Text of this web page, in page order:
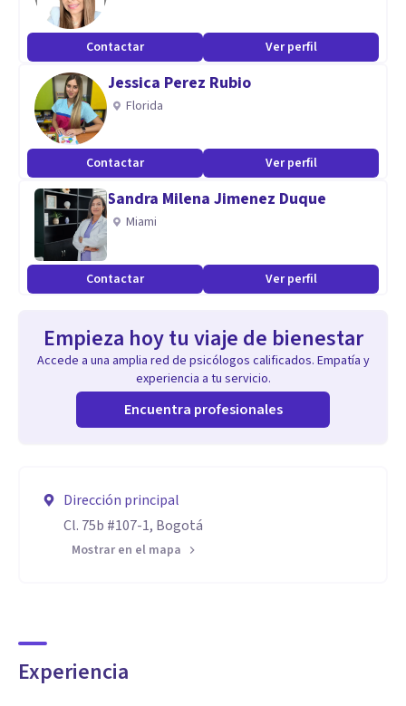
Contactar Ver perfil
Jessica Perez Rubio
Florida
Contactar Ver perfil
Sandra Milena Jimenez Duque
Miami
Contactar Ver perfil
Empieza hoy tu viaje de bienestar
Accede a una amplia red de psicólogos calificados. Empatía y
experiencia a tu servicio.
Encuentra profesionales
Dirección principal
Cl. 75b #107-1, Bogotá
Mostrar en el mapa
Experiencia